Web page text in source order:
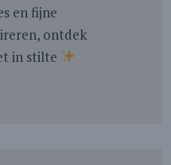
en fijne
ontdek
in stilte